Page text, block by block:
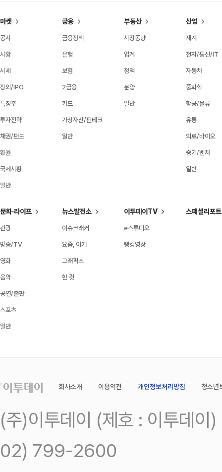
마켓
공시
시황
시세
장외/IPO
특징주
투자전략
채권/펀드
환율
국제시황
일반
금융
금융정책
은행
보험
2금융
카드
가상자산/핀테크
일반
부동산
시장동향
업계
정책
분양
일반
산업
재계
전자/통신/IT
자동차
중화학
항공/물류
유통
의료/바이오
중기/벤처
일반
문화·라이프
관광
방송/TV
영화
음악
공연/출판
스포츠
일반
뉴스발전소
이슈크래커
요즘, 이거
그래픽스
한 컷
이투데이TV
e스튜디오
랭킹영상
스페셜리포트
회사소개 이용약관 개인정보처리방침 청소년
(주)이투데이 (제호 : 이투데
02) 799-2600